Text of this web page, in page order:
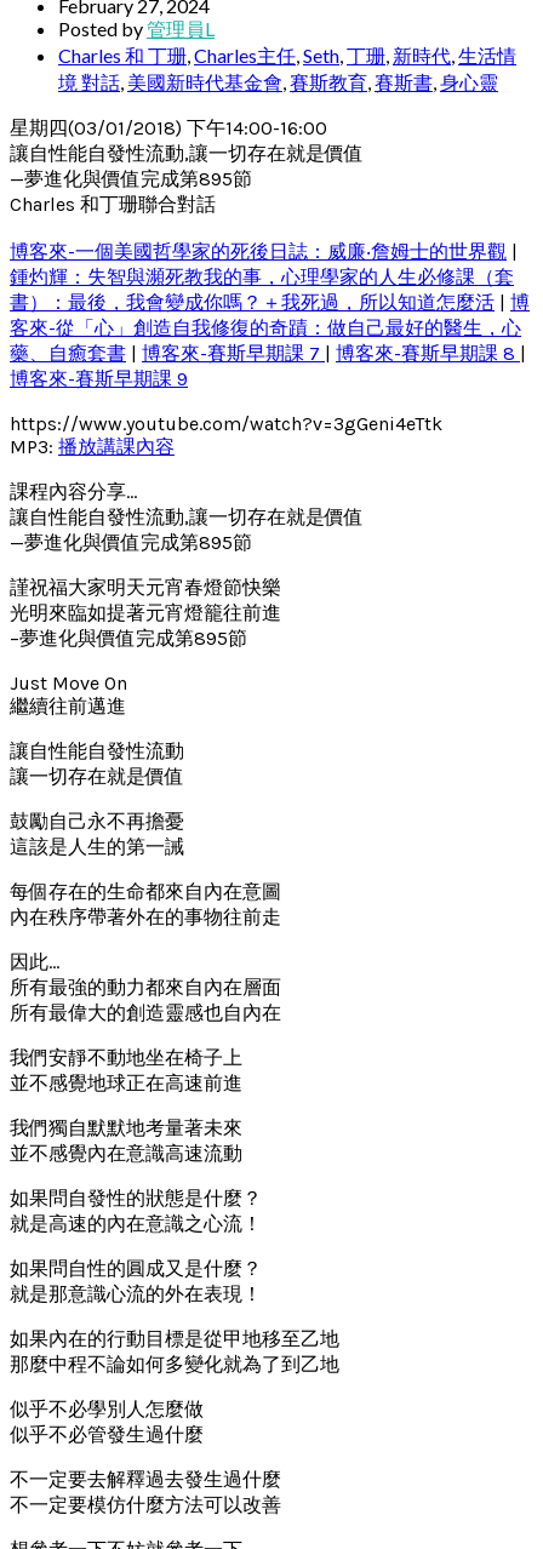
February 27, 2024
Posted by管理員L
Charles 和 丁珊,Charles主任,Seth,丁珊, 新時代,生活情
境 對話, 美國新時代基金會,賽斯教育,賽斯書,身心靈
星期四(03/01/2018) 下午14:00-16:00
讓自性能自發性流動,讓一切存在就是價值
—夢進化與價值完成第895節
Charles 和丁珊聯合對話
博客來-一個美國哲學家的死後日誌：威廉‧詹姆士的世界觀
鍾灼輝：失智與瀕死教我的事，心理學家的人生必修課（套
書）：最後，我會變成你嗎？＋我死過，所以知道怎麼活
博
客來-從「心」創造自我修復的奇蹟：做自己最好的醫生，心
藥、自癒套書
博客來-賽斯早期課 7 博客來-賽斯早期課 8
博客來-賽斯早期課 9
https://www.youtube.com/watch?v=3gGeni4eTtk
MP3: 播放講課內容
課程內容分享…
讓自性能自發性流動,讓一切存在就是價值
—夢進化與價值完成第895節
謹祝福大家明天元宵春燈節快樂
光明來臨如提著元宵燈籠往前進
–夢進化與價值完成第895節
Just Move On
繼續往前邁進
讓自性能自發性流動
讓一切存在就是價值
鼓勵自己永不再擔憂
這該是人生的第一誡
每個存在的生命都來自內在意圖
內在秩序帶著外在的事物往前走
因此…
所有最強的動力都來自內在層面
所有最偉大的創造靈感也自內在
我們安靜不動地坐在椅子上
並不感覺地球正在高速前進
我們獨自默默地考量著未來
並不感覺內在意識高速流動
如果問自發性的狀態是什麼？
就是高速的內在意識之心流！
如果問自性的圓成又是什麼？
就是那意識心流的外在表現！
如果內在的行動目標是從甲地移至乙地
那麼中程不論如何多變化就為了到乙地
似乎不必學別人怎麼做
似乎不必管發生過什麼
不一定要去解釋過去發生過什麼
不一定要模仿什麼方法可以改善